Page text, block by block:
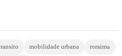
mobilidade urbana roraima